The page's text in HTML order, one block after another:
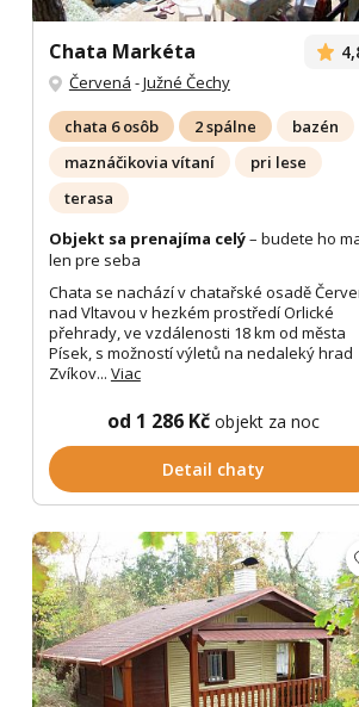
Chata Markéta
Červená -Južné Čechy
chata 6 osôb 2 spálne
bazén
maznáčikovia vítaní
pri lese
terasa
Objekt sa prenajíma celý– budete ho
len pre seba
Chata se nachází v chatařské osadě
nad Vltavou v hezkém prostředí Orlické
přehrady, ve vzdálenosti 18 km od města
Písek, s možností výletů na nedaleký hrad
Zvíkov... Viac
od 1 286 Kčobjekt za noc
Detail chaty